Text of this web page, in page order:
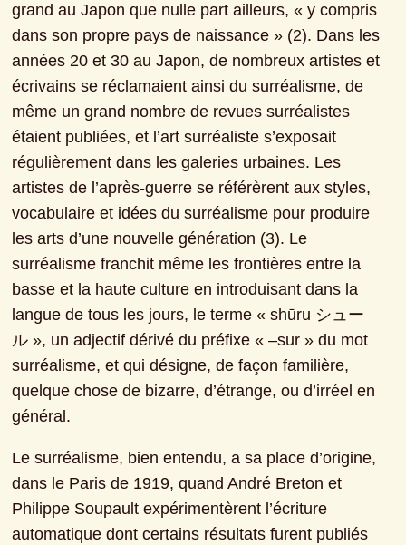
grand au Japon que nulle part ailleurs, « y compris
dans son propre pays de naissance » (2). Dans les
années 20 et 30 au Japon, de nombreux artistes et
écrivains se réclamaient ainsi du surréalisme, de
même un grand nombre de revues surréalistes
étaient publiées, et l’art surréaliste s’exposait
régulièrement dans les galeries urbaines. Les
artistes de l’après-guerre se référèrent aux styles,
vocabulaire et idées du surréalisme pour produire
les arts d’une nouvelle génération (3). Le
surréalisme franchit même les frontières entre la
basse et la haute culture en introduisant dans la
langue de tous les jours, le terme « shūru シュー
ル », un adjectif dérivé du préfixe « –sur » du mot
surréalisme, et qui désigne, de façon familière,
quelque chose de bizarre, d’étrange, ou d’irréel en
général.
Le surréalisme, bien entendu, a sa place d’origine,
dans le Paris de 1919, quand André Breton et
Philippe Soupault expérimentèrent l’écriture
automatique dont certains résultats furent publiés